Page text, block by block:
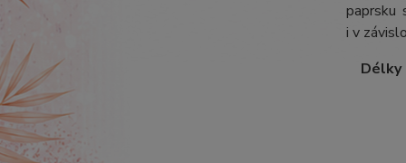
paprsku
i v
Délky